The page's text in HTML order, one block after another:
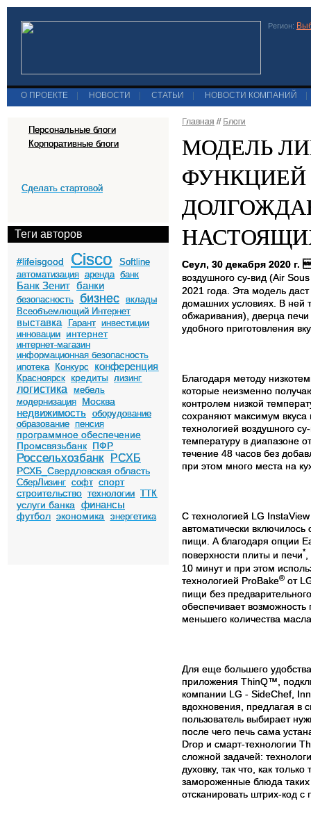
Регион:
О ПРОЕКТЕ НОВОСТИ СТАТЬИ НОВОСТИ КОМПАНИЙ
Персональные блоги
Корпоративные блоги
Сделать стартовой
Теги авторов
#lifeisgood Cisco
Softline
автоматизация аренда банк
Банк Зенит банки
безопасность бизнес
вклады
Всеобъемлющий Интернет
выставка Гарант инвестиции
инновации
интернет
интернет-магазин
информационная безопасность
ипотека
Конкурс конференция
Красноярск кредиты лизинг
логистика
мебель
модернизация
Москва
недвижимость оборудование
образование пенсия
программное обеспечение
Промсвязьбанк ПФР
Россельхозбанк РСХБ
РСХБ_Свердловская область
СберЛизинг софт спорт
строительство технологии ТТК
услуги банка финансы
футбол экономика энергетика
Главная // Блоги
МОДЕЛЬ
Сеул, 30 декабря 2020 г.
воздушного су-вид (Air Sous
2021 года. Эта модель
домашних условиях. В ней
обжаривания), дверца печи
удобного приготовления
Благодаря методу
которые неизменно
контролем низкой
сохраняют максимум
технологией воздушного
температуру в диапазоне
течение 48 часов без
при этом много места на
С технологией LG InstaView
автоматически
пищи. А благодаря опции
поверхности плиты и печи*
10 минут и при этом
технологией ProBake® от
пищи без
обеспечивает
меньшего количества
Для еще большего
приложения ThinQ™,
компании LG - SideChef,
вдохновения, предлагая в
пользователь выбирает
после чего печь сама
Drop и смарт-технологии
сложной задачей:
духовку, так что, как
замороженные блюда таких
отсканировать штрих-код